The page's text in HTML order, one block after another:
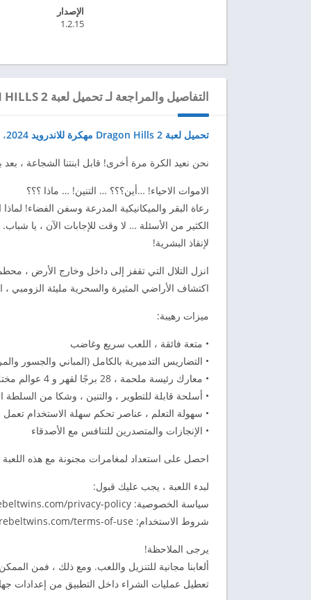
الإصدار
1.2.15
التفاصيل والمراجعة لـ تحميل لعبة DRAGON HILLS 2 مهكرة للاندرويد 2024
تحميل لعبة Dragon Hills 2 مهكرة للاندرويد 2024 ،
نحن نعيد الكرة مرة أخرى! قابل ابنتنا الشجاعة ،
الاموات الاحياء! …أين؟؟؟ … التنين! … ماذا ؟؟؟
رعاة البقر والميكانيكية المدرعة وسفن الفضاء! لماذا
الكثير من الأسئلة … لا وقت للإجابات الآن ، يا
لإنقاذ البشرية!
انزل التلال التي تقفز إلى داخل وخارج الأرض ،
اكتشاف الأراضي المثيرة والسحرية مليئة الزومبي ،
ميزات رهيبة:
• متعة فائقة ، اللعب سريع وغاضب
• التضاريس التدميرية بالكامل (المباني والجسور
• معارك رئيسة ملحمة ، 28 برجًا لقهر و 4 عوالم مختلفة تمامًا ومثيرة لاستكشافها
• أسلحة قابلة للتطوير ، والتنين ، وشكا من السلطة
• سهولة التعلم ، عناصر تحكم سهلة الاستخدام
• الإنجازات والمتصدرين للتنافس مع الأصدقاء
احصل على استعداد لمغامرات مجنونة مع هذه
لبدء اللعبة ، يجب عليك قبول:
سياسة الخصوصية: http://www.rebeltwins.com/privacy-policy/
شروط الاستخدام: http://www.rebeltwins.com/terms-of-use/
يرجى الملاحظة!
ألعابنا مجانية للتنزيل واللعب. ومع ذلك ، فمن
تعطيل عمليات الشراء داخل التطبيق من إعدادات